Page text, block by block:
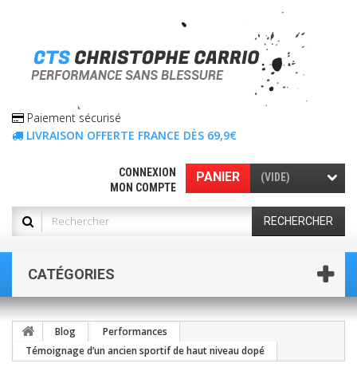
Paiement sécurisé
LIVRAISON OFFERTE FRANCE DÈS 69,9€
PANIER (VIDE)
CONNEXION
MON COMPTE
RECHERCHER
CATÉGORIES
Blog
Performances
Témoignage d’un ancien sportif de haut niveau dopé